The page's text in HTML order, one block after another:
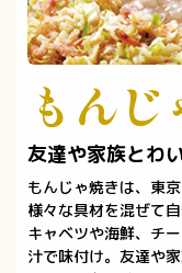
もん
友達や家族とわ
もんじゃ焼きは、東
様々な具材を混ぜて
キャベツや海鮮、チ
汁で味付け。友達や